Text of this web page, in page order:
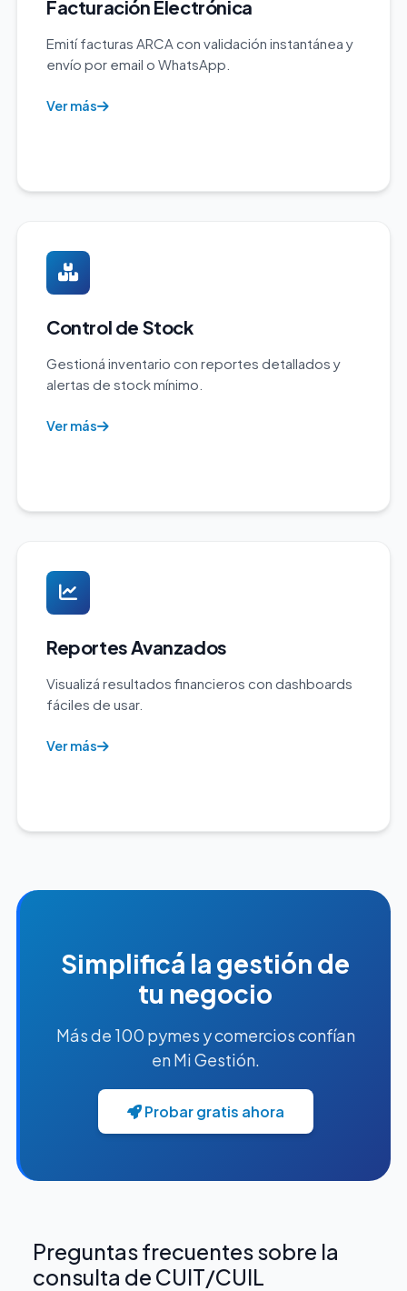
Facturación Electrónica
Emití facturas ARCA con validación instantánea y
envío por email o WhatsApp.
Ver más
Control de Stock
Gestioná inventario con reportes detallados y
alertas de stock mínimo.
Ver más
Reportes Avanzados
Visualizá resultados financieros con dashboards
fáciles de usar.
Ver más
Simplificá la gestión de
tu negocio
Más de 100 pymes y comercios confían
en Mi Gestión.
Probar gratis ahora
Preguntas frecuentes sobre la
consulta de CUIT/CUIL